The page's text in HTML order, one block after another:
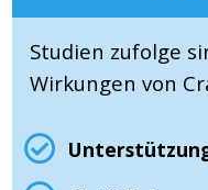
Studien zufolge
Wirkungen von